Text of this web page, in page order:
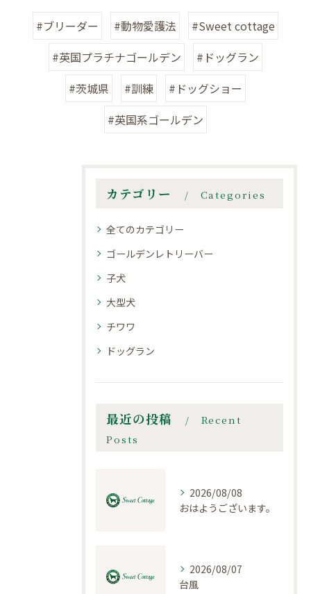
#ブリーダー #動物愛護法
#Sweet cottage
#英国プラチナゴールデン
#ドッグラン
#茨城県
#訓練
#ドッグショー
#英国系ゴールデン
カテゴリー Categories
全てのカテゴリー
ゴールデンレトリーバー
子犬
大型犬
チワワ
ドッグラン
最近の投稿
Recent
Posts
2026/08/08
おはようございます。
2026/08/07
台風